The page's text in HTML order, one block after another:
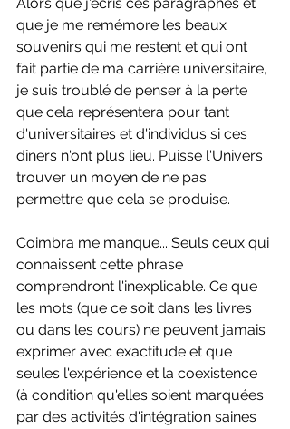
que je me remémore les beaux
souvenirs qui me restent et qui ont
fait partie de ma carrière universitaire,
je suis troublé de penser à la perte
que cela représentera pour tant
d'universitaires et d'individus si ces
dîners n'ont plus lieu. Puisse l'Univers
trouver un moyen de ne pas
permettre que cela se produise.
Coimbra me manque... Seuls ceux qui
connaissent cette phrase
comprendront l'inexplicable. Ce que
les mots (que ce soit dans les livres
ou dans les cours) ne peuvent jamais
exprimer avec exactitude et que
seules l'expérience et la coexistence
(à condition qu'elles soient marquées
par des activités d'intégration saines